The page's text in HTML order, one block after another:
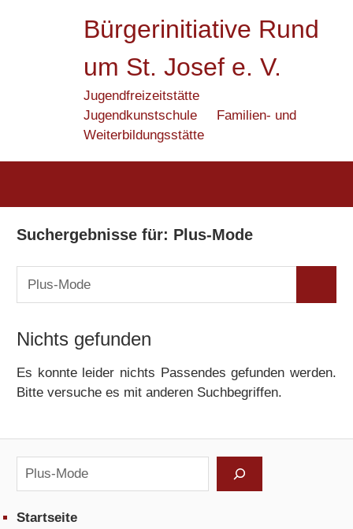
Bürgerinitiative Rund
um St. Josef e. V.
Jugendfreizeitstätte
Jugendkunstschule
Familien- und
Weiterbildungsstätte
Suchergebnisse für: Plus-Mode
Nichts gefunden
Es konnte leider nichts Passendes gefunden werden.
Bitte versuche es mit anderen Suchbegriffen.
Suchen
Startseite